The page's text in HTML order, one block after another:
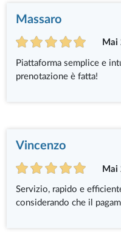
Massaro
Mai
Piattaforma semplice e
prenotazione è fatta!
Vincenzo
Mai
Servizio, rapido e
considerando che il